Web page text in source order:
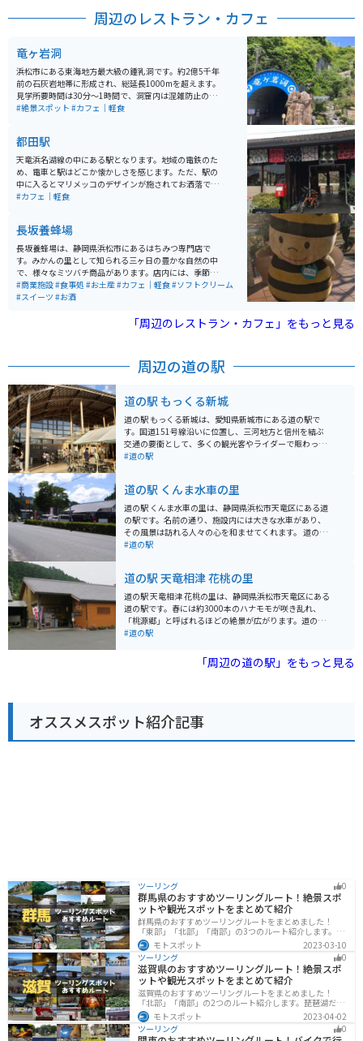
周辺のレストラン・カフェ
竜ヶ岩洞
浜松市にある東海地方最大級の鍾乳洞です。約2億5千年
前の石灰岩地帯に形成され、総延長1000mを超えます。
見学所要時間は30分〜1時間で、洞窟内は混雑防止のた
め写真撮影不可の場所もありますが、基本的には撮影出
良いですが、それ以外の季節では涼しく感じます。
#絶景スポット #カフェ｜軽食
都田駅
天竜浜名湖線の中にある駅となります。地域の電鉄のた
め、電車と駅はどこか懐かしさを感じます。ただ、駅の
中に入るとマリメッコのデザインが施されてお洒落で
す。また、金曜日~日曜日は駅内で喫茶店が営業してお
見ることができるので、とてもオススメです。
#カフェ｜軽食
長坂養蜂場
長坂養蜂場は、静岡県浜松市にあるはちみつ専門店で
す。みかんの里として知られる三ヶ日の豊かな自然の中
で、様々なミツバチ商品があります。店内には、季節ご
との国産はちみつをはじめとする40種類以上の商品があ
り、試食もできます。 また、店内の中庭にはミツバチの
ができるのもユニークな体験です。長坂養蜂場では、
人々に人気です。はちみつを使ったソフトクリームもあ
り、子供から大人まで楽しめるスポットです。
#商業施設#食事処 #お土産#カフェ｜軽食#ソフトクリーム
#スイーツ #お酒
「周辺のレストラン・カフェ」をもっと見る
周辺の道の駅
道の駅 もっくる新城
道の駅 もっくる新城は、愛知県新城市にある道の駅で
す。国道151号線沿いに位置し、三河地方と信州を結ぶ
交通の要衝として、多くの観光客やライダーで賑わって
います。 地元の農産物直売所では、新鮮な野菜や果物が
とができます。 バイク置き場も広く、ツーリングの休憩
スポットとしても最適です。周辺には、桜の名所として
知られる桜淵公園や、歴史的な城下町である岡崎市な
ど、観光スポットも豊富です。 【おすすめポイント】 *
新鮮な地元産の野菜や果物が購入できる * 地元の食材を
#道の駅
道の駅 くんま水車の里
道の駅 くんま水車の里は、静岡県浜松市天竜区にある道
の駅です。名前の通り、施設内には大きな水車があり、
その風景は訪れる人々の心を和ませてくれます。 道の駅
周辺は自然豊かで、春には桜、秋には紅葉と、四季折々
ティも充実しています。 バイクで訪れる場合、浜松市内
から国道362号線を北上すること約1時間で到着します。
道中、天竜川沿いのワインディングロードは、ライダー
にとって走りごたえのあるルートです。 地元の名産品と
しては、新鮮な野菜や果物、山菜などが販売されていま
癒やすのにも最適な場所です。
#道の駅
道の駅 天竜相津 花桃の里
道の駅 天竜相津 花桃の里は、静岡県浜松市天竜区にある
道の駅です。春には約3000本のハナモモが咲き乱れ、
「桃源郷」と呼ばれるほどの絶景が広がります。道の駅
には、地元で採れた新鮮な野菜や果物の直売所、地元食
クツーリングで訪れる場合、道の駅には広い駐車場が完
備されているので安心です。春には満開のハナモモ並木
リングの拠点としても最適です。 名産品としては、地元
産の新鮮な野菜や果物のほか、お茶や山菜なども人気で
す。また、道の駅内のレストランでは、地元産の食材を
#道の駅
「周辺の道の駅」をもっと見る
オススメスポット紹介記事
ツーリング 0
群馬県のおすすめツーリングルート！絶景スポ
ットや観光スポットをまとめて紹介
群馬県のおすすめツーリングルートをまとめました！
「東部」「北部」「南部」の3つのルート紹介します。草
津温泉や伊香保温泉など全国でも有名な温泉や豊かな自
然を満喫するツーリングができます。バイクで群馬県に
ツーリングに行く際は参考にしてください。
モトスポット
2023-03-10
ツーリング
0
滋賀県のおすすめツーリングルート！絶景スポ
ットや観光スポットをまとめて紹介
滋賀県のおすすめツーリングルートをまとめました！
「北部」「南部」の2つのルート紹介します。琵琶湖だけ
でなく、比叡山ドライブウェイなどの山を楽しめるスポ
ットも多数あります。バイクで滋賀県にツーリングに行
く際は参考にしてください。
モトスポット
2023-04-02
ツーリング
0